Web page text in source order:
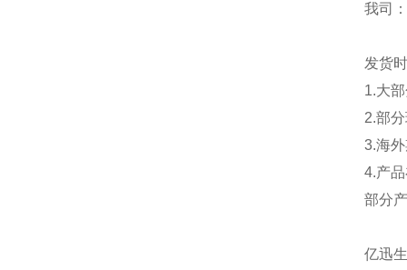
我司
发货
1.大
2.部
3.海
4.产
部分
亿迅